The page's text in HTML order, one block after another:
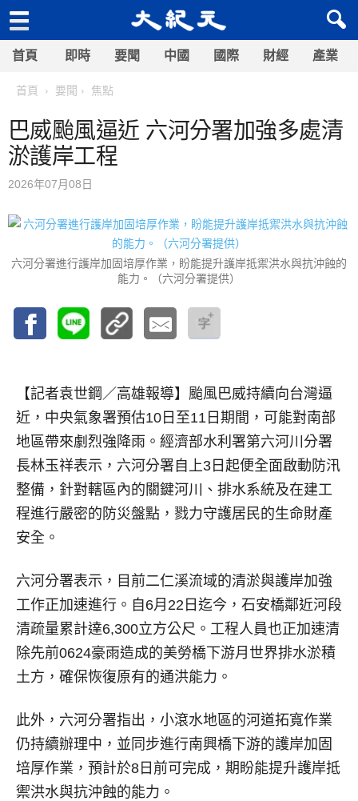
首頁 即時 要聞 中國 國際 財經 產業
首頁 要聞 焦點
巴威颱風逼近 六河分署加強多處清
淤護岸工程
2026年07月08日
六河分署進行護岸加固培厚作業，盼能提升護岸抵禦洪水與抗沖蝕的
能力。（六河分署提供）
【記者袁世鋼／高雄報導】 颱風巴威持續向台灣逼
近，中央氣象署預估10日至11日期間，可能對南部
地區帶來劇烈強降雨。經濟部水利署第六河川分署
長林玉祥表示，六河分署自上3日起便全面啟動防汛
整備，針對轄區內的關鍵河川、排水系統及在建工
程進行嚴密的防災盤點，戮力守護居民的生命財產
安全。
六河分署表示，目前二仁溪流域的清淤與護岸加強
工作正加速進行。自6月22日迄今，石安橋鄰近河段
清疏量累計達6,300立方公尺。工程人員也正加速清
除先前0624豪雨造成的美勞橋下游月世界排水淤積
土方，確保恢復原有的通洪能力。
此外，六河分署指出，小滾水地區的河道拓寬作業
仍持續辦理中，並同步進行南興橋下游的護岸加固
培厚作業，預計於8日前可完成，期盼能提升護岸抵
禦洪水與抗沖蝕的能力。